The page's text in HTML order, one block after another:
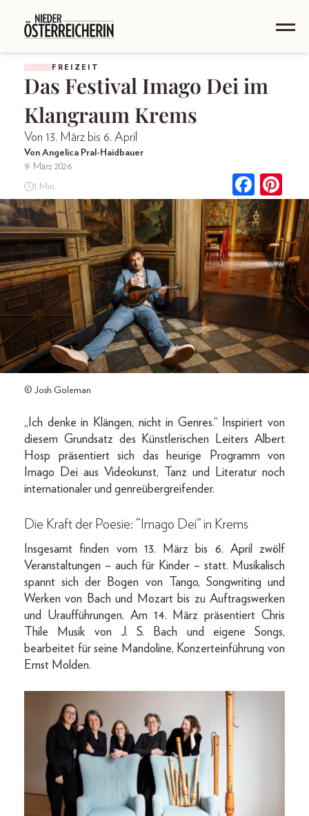
FREIZEIT
Das Festival Imago Dei im
Klangraum Krems
Von 13. März bis 6. April
Von Angelica Pral-Haidbauer
9. März 2026
1 Min.
© Josh Goleman
„Ich denke in Klängen, nicht in Genres.“ Inspiriert von
diesem Grundsatz des Künstlerischen Leiters Albert
Hosp präsentiert sich das heurige Programm von
Imago Dei aus Videokunst, Tanz und Literatur noch
internationaler und genreübergreifender.
Die Kraft der Poesie: “Imago Dei” in Krems
Insgesamt finden vom 13. März bis 6. April zwölf
Veranstaltungen – auch für Kinder – statt. Musikalisch
spannt sich der Bogen von Tango, Songwriting und
Werken von Bach und Mozart bis zu Auftragswerken
und Uraufführungen. Am 14. März präsentiert Chris
Thile Musik von J. S. Bach und eigene Songs,
bearbeitet für seine Mandoline, Konzerteinführung von
Ernst Molden.